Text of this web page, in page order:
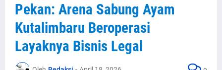
Pekan: Arena Sabung Ayam
Kutalimbaru Beroperasi
Layaknya Bisnis Legal